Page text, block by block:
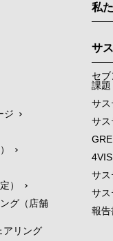
ジ
）
グ（店舗
アリング
私
サ
セ
課題
サス
サス
サス
サス
報告